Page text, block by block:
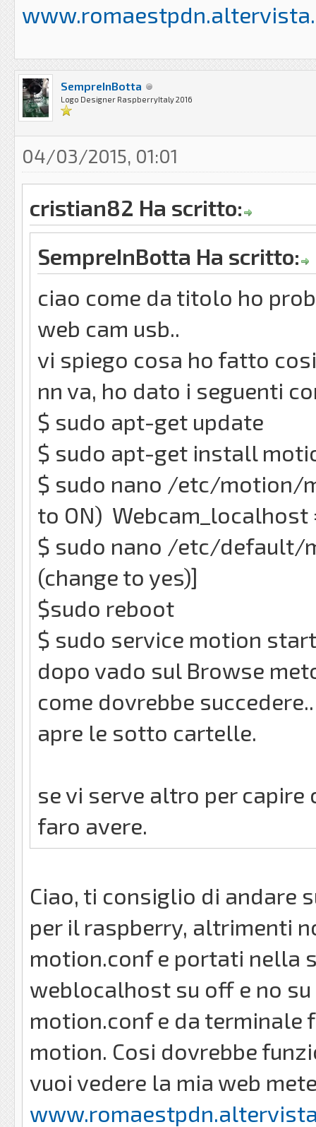
SempreInBotta
Logo Designer RaspberryItaly 2016
04/03/2015, 01:01
cristian82 Ha scritto:
SempreInBotta Ha scritto:
ciao come da titolo ho
web cam usb..
vi spiego cosa ho fatto
nn va, ho dato i seguenti
$ sudo apt-get update
$ sudo apt-get install
$ sudo nano /etc/motion/
to ON) Webcam_localhost
$ sudo nano /etc/default/
(change to yes)]
$sudo reboot
$ sudo service motion start
dopo vado sul Browse
come dovrebbe
apre le sotto cartelle.
se vi serve altro per capire
faro avere.
Ciao, ti consiglio di andare
per il raspberry, altrimenti
motion.conf e portati nella
weblocalhost su off e no
motion.conf e da terminale
motion. Cosi dovrebbe
vuoi vedere la mia web